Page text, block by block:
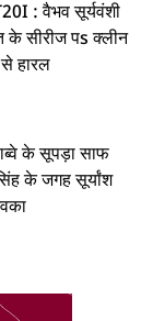
: वैभव सूर्यवंशी
के सीरीज पs क्लीन
से हारल
के सूपड़ा साफ
के जगह सूर्यांश